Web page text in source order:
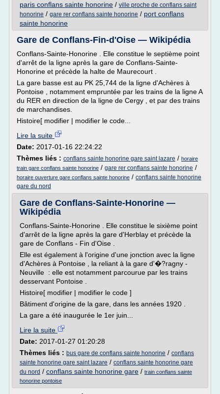
paris conflans sainte honorine / ville proche de conflans saint
honorine / gare rer conflans sainte honorine / port conflans
sainte honorine
Gare de Conflans-Fin-d'Oise — Wikipédia
Conflans-Sainte-Honorine . Elle constitue le septième point
d'arrêt de la ligne après la gare de Conflans-Sainte-
Honorine et précède la halte de Maurecourt .
La gare basse est au PK 25,744 de la ligne d'Achères à
Pontoise , notamment empruntée par les trains de la ligne A
du RER en direction de la ligne de Cergy , et par des trains
de marchandises.
Histoire[ modifier | modifier le code...
Lire la suite
Date: 2017-01-16 22:24:22
Thèmes liés : conflans sainte honorine gare saint lazare / horaire
train gare conflans sainte honorine / gare rer conflans sainte honorine /
horaire ouverture gare conflans sainte honorine / conflans sainte honorine
gare du nord
Gare de Conflans-Sainte-Honorine —
Wikipédia
Conflans-Sainte-Honorine . Elle constitue le sixième point
d'arrêt de la ligne après la gare d'Herblay et précède la
gare de Conflans - Fin d'Oise .
Elle est également à l'origine d'une jonction avec la ligne
d'Achères à Pontoise , la reliant à la gare d'�?ragny -
Neuville : elle est notamment parcourue par les trains
desservant Pontoise .
Histoire[ modifier | modifier le code ]
Bâtiment d'origine de la gare, dans les années 1920 .
La gare a été inaugurée le 1er juin...
Lire la suite
Date: 2017-01-27 01:20:28
Thèmes liés : bus gare de conflans sainte honorine / conflans
sainte honorine gare saint lazare / conflans sainte honorine gare
du nord / conflans sainte honorine gare / train conflans sainte
honorine pontoise